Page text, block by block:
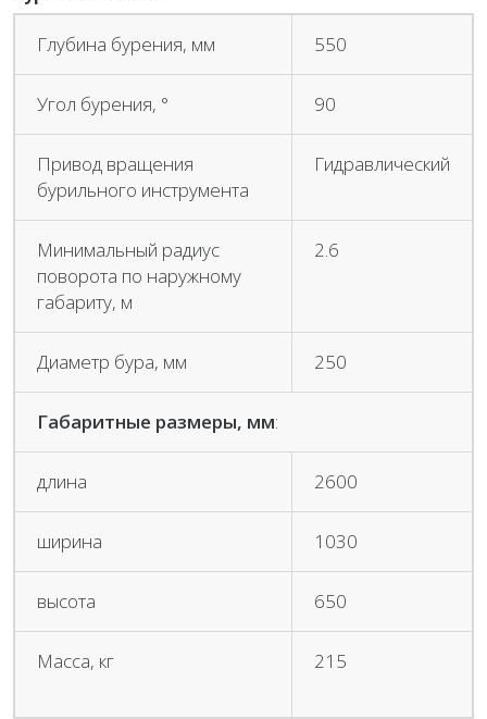
Глубина бурения, мм 550
Угол бурения, ° 90
Привод вращения
бурильного инструмента
Гидравлический
Минимальный радиус
поворота по наружному
габариту, м
2.6
Диаметр бура, мм 250
Габаритные размеры, мм:
длина 2600
ширина 1030
высота 650
Масса, кг 215